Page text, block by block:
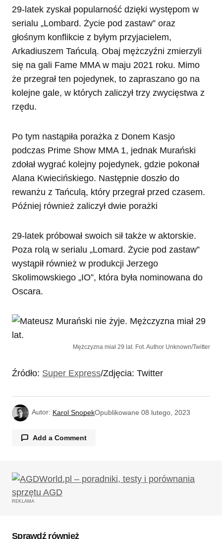
29-latek zyskał popularność dzięki występom w
serialu „Lombard. Życie pod zastaw” oraz
głośnym konflikcie z byłym przyjacielem,
Arkadiuszem Tańculą. Obaj mężczyźni zmierzyli
się na gali Fame MMA w maju 2021 roku. Mimo
że przegrał ten pojedynek, to zapraszano go na
kolejne gale, w których zaliczył trzy zwycięstwa z
rzędu.
Po tym nastąpiła porażka z Donem Kasjo
podczas Prime Show MMA 1, jednak Murański
zdołał wygrać kolejny pojedynek, gdzie pokonał
Alana Kwiecińskiego. Następnie doszło do
rewanżu z Tańculą, który przegrał przed czasem.
Później również zaliczył dwie porażki
29-latek próbował swoich sił także w aktorskie.
Poza rolą w serialu „Lomard. Życie pod zastaw”
wystąpił również w produkcji Jerzego
Skolimowskiego „IO”, która była nominowana do
Oscara.
Mężczyzna miał 29 lat. Fot. Author Unknown/Twitter
Źródło: Super Express/Zdjęcia: Twitter
Autor: Karol SnopekOpublikowane 08 lutego, 2023
Add a Comment
Twój adres email nie zostanie opublikowany.
Wymagane pola są oznaczone
REKLAMA
Sprawdź również